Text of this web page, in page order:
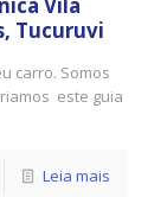
Vila
Tucuruvi
carro. Somos
este guia
Leia mais